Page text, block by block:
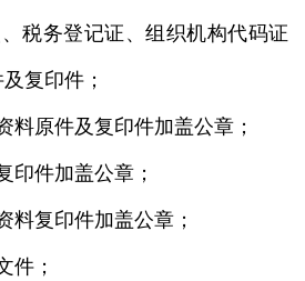
务登记证、组织机构代码证
复印件；
原件及复印件加盖公章；
件加盖公章；
复印件加盖公章；
；